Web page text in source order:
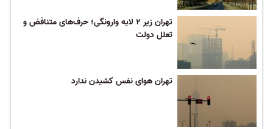
تهران زیر ۲ لایه وارونگی؛ حرف‌های متناقض و
تعلل دولت
تهران هوای نفس کشیدن ندارد